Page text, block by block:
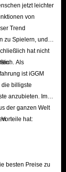
Spielern
Helden zu
Journey
ziehen.
professionellen
auf unserer
sondern spart
Dragon
jetzt leichter
von
Trend
zu Spielern, und
hat nicht
Als
ist iGGM
die billigste
anzubieten. Im
der ganzen Welt
hat:
besten Preise zu